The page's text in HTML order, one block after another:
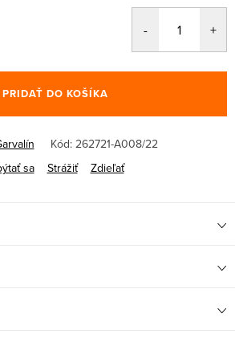
PRIDAŤ DO KOŠÍKA
Kód: 262721-A008/22
sa
Strážiť Zdieľať